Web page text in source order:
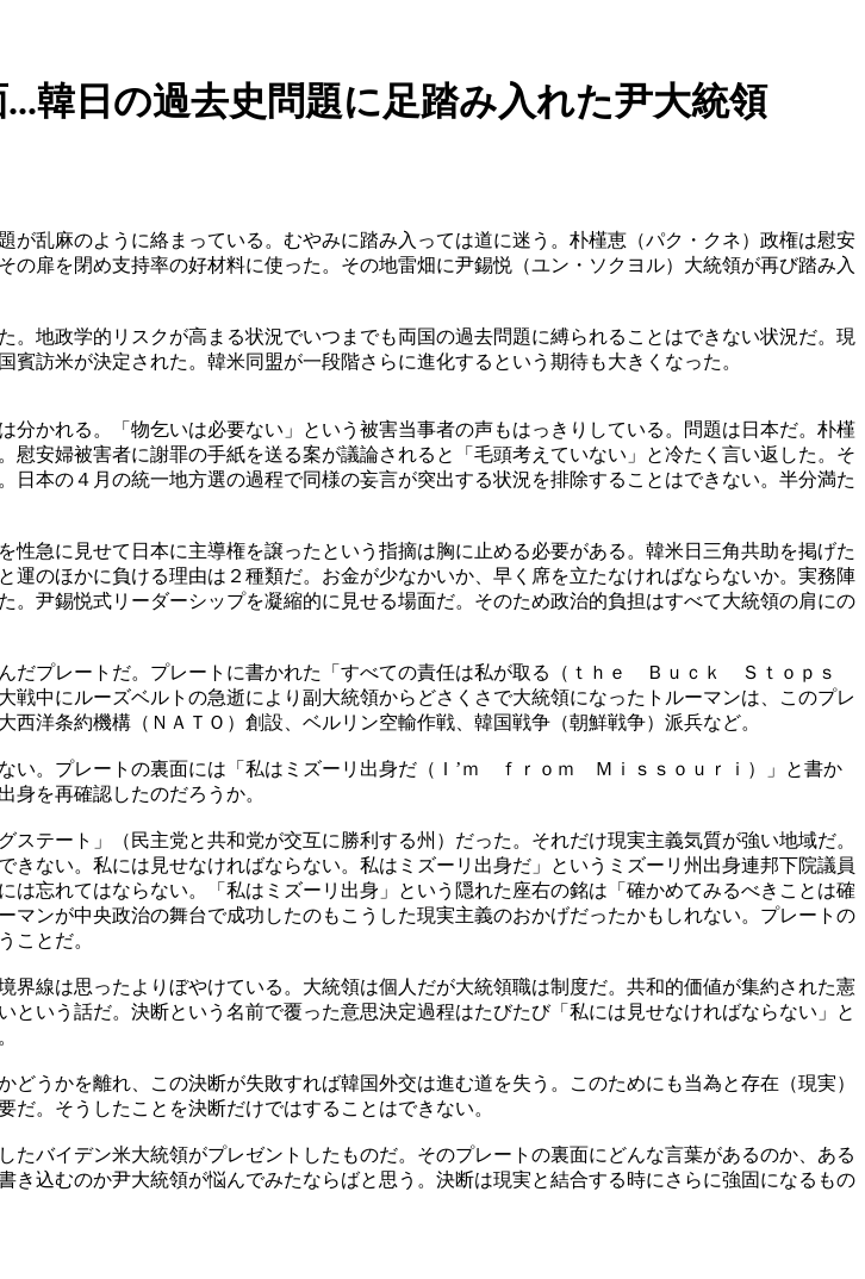
韓日の過去史問題に足踏み入れた尹大統領
乱麻のように絡まっている。むやみに踏み入っては道に迷う。朴槿恵（パク・クネ）政権は慰安
扉を閉め支持率の好材料に使った。その地雷畑に尹錫悦（ユン・ソクヨル）大統領が再び踏み入
地政学的リスクが高まる状況でいつまでも両国の過去問題に縛られることはできない状況だ。現
訪米が決定された。韓米同盟が一段階さらに進化するという期待も大きくなった。
かれる。「物乞いは必要ない」という被害当事者の声もはっきりしている。問題は日本だ。朴槿
安婦被害者に謝罪の手紙を送る案が議論されると「毛頭考えていない」と冷たく言い返した。そ
本の４月の統一地方選の過程で同様の妄言が突出する状況を排除することはできない。半分満た
急に見せて日本に主導権を譲ったという指摘は胸に止める必要がある。韓米日三角共助を掲げた
のほかに負ける理由は２種類だ。お金が少なかいか、早く席を立たなければならないか。実務陣
尹錫悦式リーダーシップを凝縮的に見せる場面だ。そのため政治的負担はすべて大統領の肩にの
だプレートだ。プレートに書かれた「すべての責任は私が取る（ｔｈｅ Ｂｕｃｋ Ｓｔｏｐｓ
中にルーズベルトの急逝により副大統領からどさくさで大統領になったトルーマンは、このプレ
洋条約機構（ＮＡＴＯ）創設、ベルリン空輸作戦、韓国戦争（朝鮮戦争）派兵など。
い。プレートの裏面には「私はミズーリ出身だ（Ｉ’ｍ ｆｒｏｍ Ｍｉｓｓｏｕｒｉ）」と書か
身を再確認したのだろうか。
テート」（民主党と共和党が交互に勝利する州）だった。それだけ現実主義気質が強い地域だ。
ない。私には見せなければならない。私はミズーリ出身だ」というミズーリ州出身連邦下院議員
忘れてはならない。「私はミズーリ出身」という隠れた座右の銘は「確かめてみるべきことは確
ンが中央政治の舞台で成功したのもこうした現実主義のおかげだったかもしれない。プレートの
ことだ。
線は思ったよりぼやけている。大統領は個人だが大統領職は制度だ。共和的価値が集約された憲
いう話だ。決断という名前で覆った意思決定過程はたびたび「私には見せなければならない」と
うかを離れ、この決断が失敗すれば韓国外交は進む道を失う。このためにも当為と存在（現実）
。そうしたことを決断だけではすることはできない。
バイデン米大統領がプレゼントしたものだ。そのプレートの裏面にどんな言葉があるのか、ある
込むのか尹大統領が悩んでみたならばと思う。決断は現実と結合する時にさらに強固になるもの